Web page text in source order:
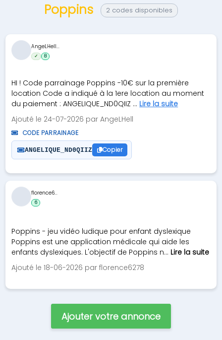
Poppins
2 codes disponibles
HI ! Code parrainage Poppins -10€ sur la première
location Code a indiqué à la 1ere location au moment
du paiement : ANGELIQUE_ND0QIIZ ... Lire la suite
Ajouté le 24-07-2026 par AngeLHell
CODE PARRAINAGE
ANGELIQUE_ND0QIIZ Copier
AngeLHell...
✓ 8
Poppins - jeu vidéo ludique pour enfant dyslexique
Poppins est une application médicale qui aide les
enfants dyslexiques. L'objectif de Poppins n... Lire la suite
Ajouté le 18-06-2026 par florence6278
florence6...
6
Ajouter votre annonce